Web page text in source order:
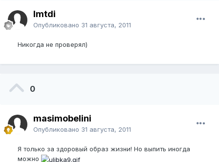
Imtdi
Опубликовано 31 августа, 2011
Никогда не проверял)
0
masimobelini
Опубликовано 31 августа, 2011
Я только за здоровый образ жизни! Но выпить иногда
можно